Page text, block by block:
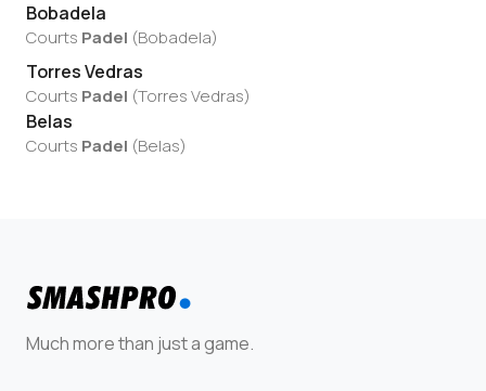
Bobadela
Courts Padel (Bobadela)
Torres Vedras
Courts Padel (Torres Vedras)
Belas
Courts Padel (Belas)
Much more than just a game.